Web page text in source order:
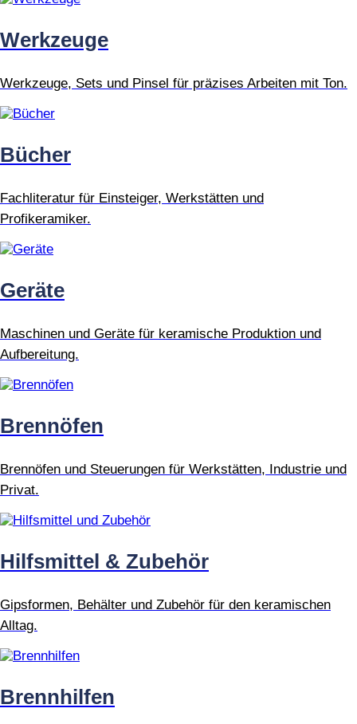
Werkzeuge
Werkzeuge, Sets und Pinsel für präzises Arbeiten mit Ton.
Bücher
Fachliteratur für Einsteiger, Werkstätten und
Profikeramiker.
Geräte
Maschinen und Geräte für keramische Produktion und
Aufbereitung.
Brennöfen
Brennöfen und Steuerungen für Werkstätten, Industrie und
Privat.
Hilfsmittel & Zubehör
Gipsformen, Behälter und Zubehör für den keramischen
Alltag.
Brennhilfen